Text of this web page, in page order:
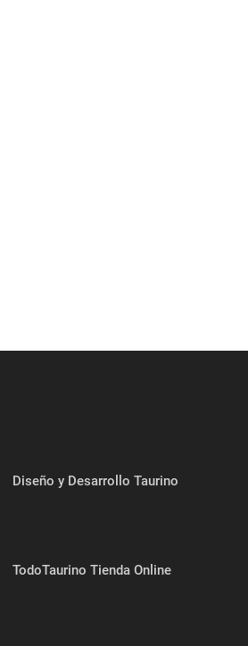
Diseño y Desarrollo Taurino
TodoTaurino Tienda Online